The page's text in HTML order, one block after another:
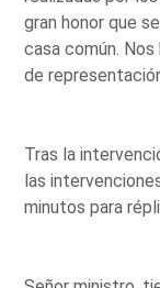
gran honor que
casa común.
de
Tras la
las
minutos para